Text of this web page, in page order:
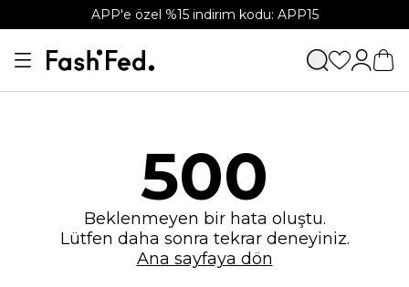
APP'e özel %15 indirim kodu: APP15
500
Beklenmeyen bir hata oluştu.
Lütfen daha sonra tekrar deneyiniz.
Ana sayfaya dön